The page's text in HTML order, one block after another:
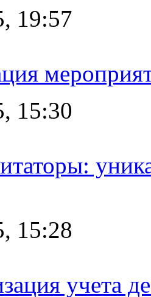
19:57
15:30
15:28
учета